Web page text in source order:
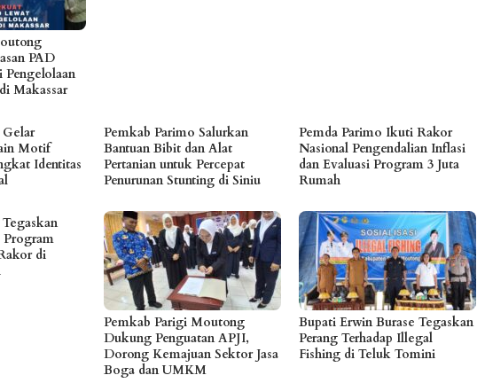
PAD
Pengelolaan
Makassar
Motif
Identitas
Pemkab Parimo Salurkan
Bantuan Bibit dan Alat
Pertanian untuk Percepat
Penurunan Stunting di Siniu
Pemda Parimo Ikuti Rakor
Nasional Pengendalian Inflasi
dan Evaluasi Program 3 Juta
Rumah
Program
di
Pemkab Parigi Moutong
Dukung Penguatan APJI,
Dorong Kemajuan Sektor Jasa
Boga dan UMKM
Bupati Erwin Burase Tegaskan
Perang Terhadap Illegal
Fishing di Teluk Tomini